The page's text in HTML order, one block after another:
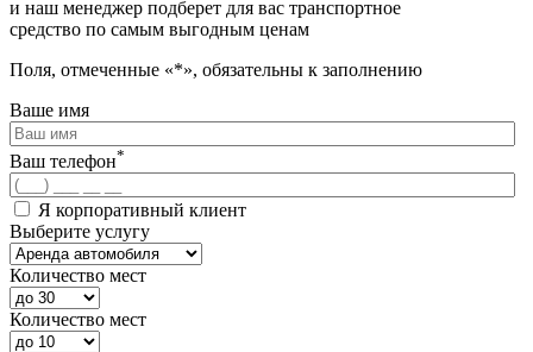
и наш менеджер подберет для вас транспортное
средство по самым выгодным ценам
Поля, отмеченные «*», обязательны к заполнению
Ваше имя
Ваш телефон*
Я корпоративный клиент
Выберите услугу
Количество мест
Количество мест